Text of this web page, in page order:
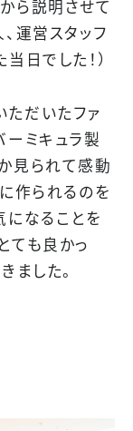
ら説明させて
運営スタッフ
日でした！）
だいたファ
ーミキュラ製
見られて感動
作られるのを
になることを
ても良かっ
ました。